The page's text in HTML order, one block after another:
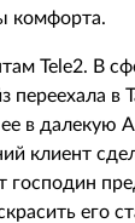
комфорта.
Tele2. В
в
в далекую
клиент
господин
его